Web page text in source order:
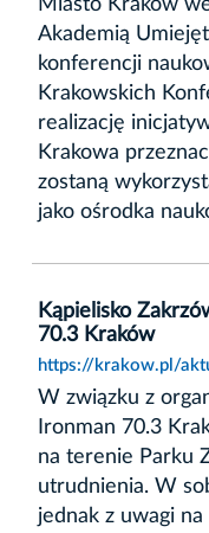
Miasto Kraków
Akademią
konferencji
Krakowskich
realizację
Krakowa
zostaną
jako ośrodka
Kąpielisko
70.3 Kraków
https://krakow.pl/
W związku z
Ironman 70.3
na terenie Parku
utrudnienia. W
jednak z uwagi